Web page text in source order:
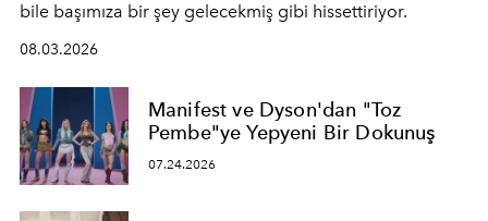
bile başımıza bir şey gelecekmiş gibi hissettiriyor.
08.03.2026
Manifest ve Dyson'dan "Toz
Pembe"ye Yepyeni Bir Dokunuş
07.24.2026